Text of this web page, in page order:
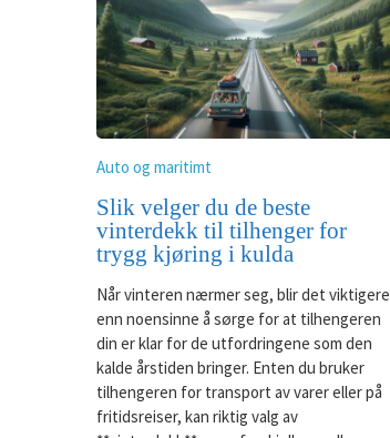
Auto og maritimt
Slik velger du de beste
vinterdekk til tilhenger for
trygg kjøring i kulda
Når vinteren nærmer seg, blir det viktigere
enn noensinne å sørge for at tilhengeren
din er klar for de utfordringene som den
kalde årstiden bringer. Enten du bruker
tilhengeren for transport av varer eller på
fritidsreiser, kan riktig valg av